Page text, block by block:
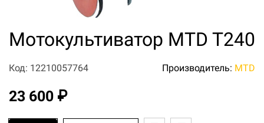
Мотокультиватор MTD T240
Код: 12210057764 Производитель: MTD
23 600 ₽